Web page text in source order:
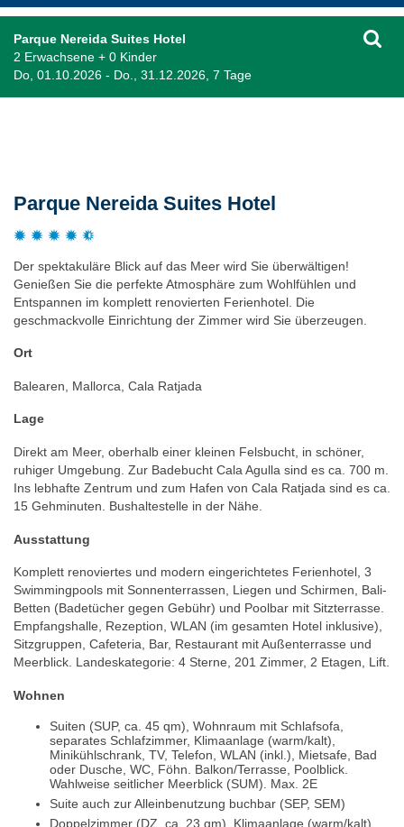
Parque Nereida Suites Hotel
2 Erwachsene + 0 Kinder
Do, 01.10.2026 - Do., 31.12.2026, 7 Tage
Parque Nereida Suites Hotel
Der spektakuläre Blick auf das Meer wird Sie überwältigen!
Genießen Sie die perfekte Atmosphäre zum Wohlfühlen und
Entspannen im komplett renovierten Ferienhotel. Die
geschmackvolle Einrichtung der Zimmer wird Sie überzeugen.
Ort
Balearen, Mallorca, Cala Ratjada
Lage
Direkt am Meer, oberhalb einer kleinen Felsbucht, in schöner,
ruhiger Umgebung. Zur Badebucht Cala Agulla sind es ca. 700 m.
Ins lebhafte Zentrum und zum Hafen von Cala Ratjada sind es ca.
15 Gehminuten. Bushaltestelle in der Nähe.
Ausstattung
Komplett renoviertes und modern eingerichtetes Ferienhotel, 3
Swimmingpools mit Sonnenterrassen, Liegen und Schirmen, Bali-
Betten (Badetücher gegen Gebühr) und Poolbar mit Sitzterrasse.
Empfangshalle, Rezeption, WLAN (im gesamten Hotel inklusive),
Sitzgruppen, Cafeteria, Bar, Restaurant mit Außenterrasse und
Meerblick. Landeskategorie: 4 Sterne, 201 Zimmer, 2 Etagen, Lift.
Wohnen
Suiten (SUP, ca. 45 qm), Wohnraum mit Schlafsofa,
separates Schlafzimmer, Klimaanlage (warm/kalt),
Minikühlschrank, TV, Telefon, WLAN (inkl.), Mietsafe, Bad
oder Dusche, WC, Föhn. Balkon/Terrasse, Poolblick.
Wahlweise seitlicher Meerblick (SUM). Max. 2E
Suite auch zur Alleinbenutzung buchbar (SEP, SEM)
Doppelzimmer (DZ, ca. 23 qm), Klimaanlage (warm/kalt),